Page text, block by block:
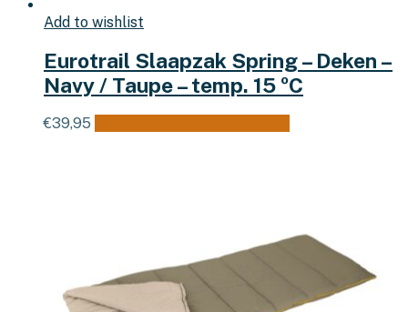
Add to wishlist
Eurotrail Slaapzak Spring – Deken –
Navy / Taupe – temp. 15 ºC
€39,95